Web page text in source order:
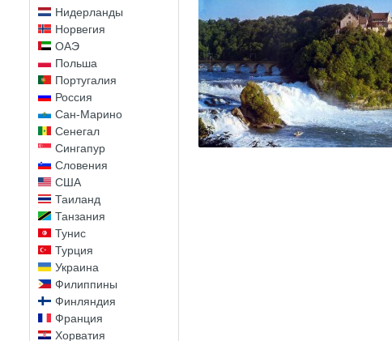
Нидерланды
Норвегия
ОАЭ
Польша
Португалия
Россия
Сан-Марино
Сенегал
Сингапур
Словения
США
Таиланд
Танзания
Тунис
Турция
Украина
Филиппины
Финляндия
Франция
Хорватия